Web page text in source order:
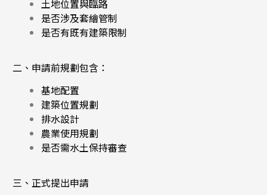
土地位置與臨路
是否涉及套繪管制
是否有既有建築限制
二、申請前規劃包含：
基地配置
建築位置規劃
排水設計
農業使用規劃
是否需水土保持審查
三、正式提出申請